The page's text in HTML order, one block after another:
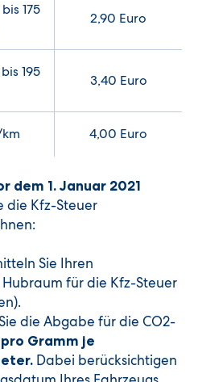
175
2,90 Euro
195
3,40 Euro
4,00 Euro
dem 1. Januar 2021
die Kfz-Steuer
Sie Ihren
für die Kfz-Steuer
die Abgabe für die CO2-
Gramm je
Dabei berücksichtigen